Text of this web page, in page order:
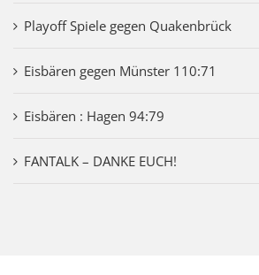
Playoff Spiele gegen Quakenbrück
Eisbären gegen Münster 110:71
Eisbären : Hagen 94:79
FANTALK – DANKE EUCH!